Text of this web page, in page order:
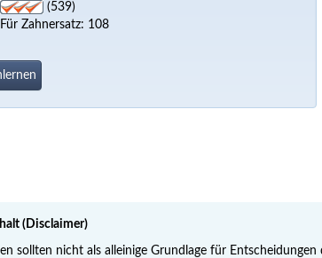
(539)
Für Zahnersatz: 108
(Disclaimer)
sollten nicht als alleinige Grundlage für